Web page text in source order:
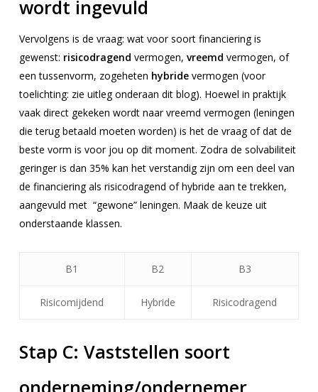
wordt ingevuld
Vervolgens is de vraag: wat voor soort financiering is
gewenst: risicodragend vermogen, vreemd vermogen, of
een tussenvorm, zogeheten hybridevermogen (voor
toelichting: zie uitleg onderaan dit blog). Hoewel in praktijk
vaak direct gekeken wordt naar vreemd vermogen (leningen
die terug betaald moeten worden) is het de vraag of dat de
beste vorm is voor jou op dit moment. Zodra de solvabiliteit
geringer is dan 35% kan het verstandig zijn om een deel van
de financiering als risicodragend of hybride aan te trekken,
aangevuld met “gewone” leningen. Maak de keuze uit
onderstaande klassen.
B1 B2 B3
Risicomijdend Hybride Risicodragend
Stap C: Vaststellen soort
onderneming/ondernemer